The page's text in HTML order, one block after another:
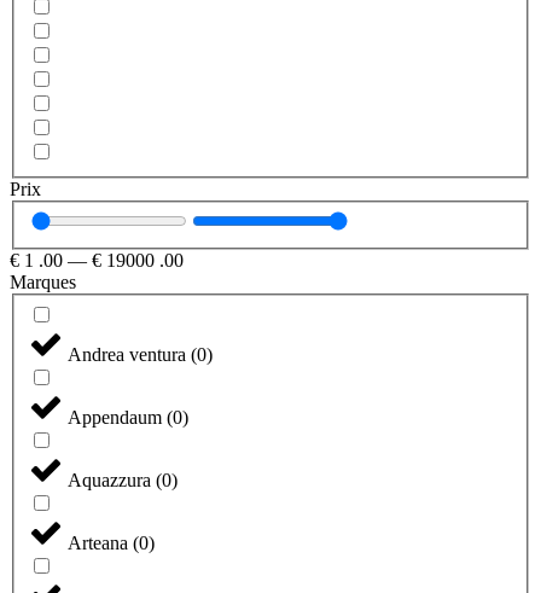
Prix
€ 1 .00 — € 19000 .00
Marques
Andrea ventura (0)
Appendaum (0)
Aquazzura (0)
Arteana (0)